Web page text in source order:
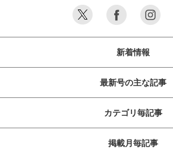
新着情報
最新号の主な記事
カテゴリ毎記事
掲載月毎記事